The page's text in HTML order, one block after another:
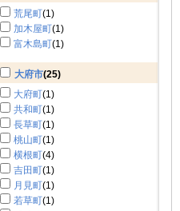
荒尾町(1)
加木屋町(1)
富木島町(1)
大府市(25)
大府町(1)
共和町(1)
長草町(1)
桃山町(1)
横根町(4)
吉田町(1)
月見町(1)
若草町(1)